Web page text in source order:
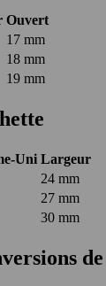
Ouvert
17 mm
18 mm
19 mm
Uni Largeur
24 mm
27 mm
30 mm